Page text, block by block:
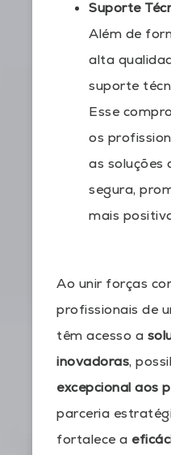
Suporte
Além de
alta
suporte
Esse
os
as soluções
segura,
mais
Ao unir forças
profissionais de
têm acesso a
inovadoras,
excepcional aos
parceria
fortalece a